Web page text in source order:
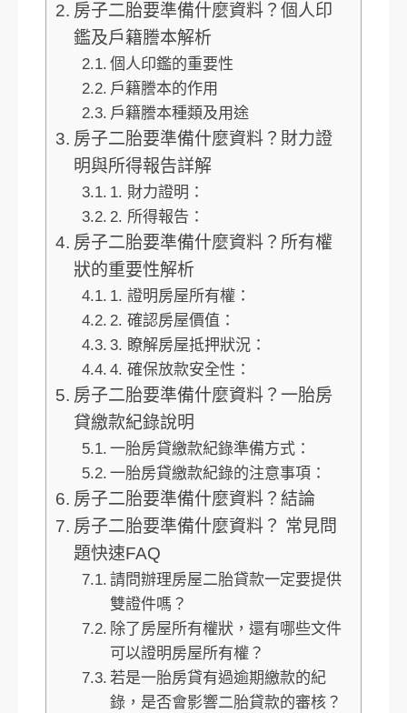
房子二胎要準備什麼資料？個人印
鑑及戶籍謄本解析
個人印鑑的重要性
戶籍謄本的作用
戶籍謄本種類及用途
房子二胎要準備什麼資料？財力證
明與所得報告詳解
1. 財力證明：
2. 所得報告：
房子二胎要準備什麼資料？所有權
狀的重要性解析
1. 證明房屋所有權：
2. 確認房屋價值：
3. 瞭解房屋抵押狀況：
4. 確保放款安全性：
房子二胎要準備什麼資料？一胎房
貸繳款紀錄說明
一胎房貸繳款紀錄準備方式：
一胎房貸繳款紀錄的注意事項：
房子二胎要準備什麼資料？結論
房子二胎要準備什麼資料？ 常見問
題快速FAQ
請問辦理房屋二胎貸款一定要提供
雙證件嗎？
除了房屋所有權狀，還有哪些文件
可以證明房屋所有權？
若是一胎房貸有過逾期繳款的紀
錄，是否會影響二胎貸款的審核？